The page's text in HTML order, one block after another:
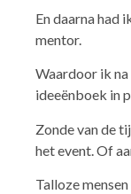
En daarna had
mentor.
Waardoor ik na
ideeënboek in
Zonde van de
het event. Of
Talloze